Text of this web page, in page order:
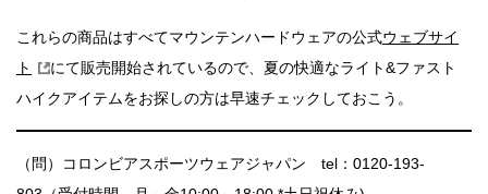
これらの商品はすべてマウンテンハードウェアの公式ウェブサイ
ト
にて販売開始されているので、夏の快適なライト&ファスト
ハイクアイテムをお探しの方は早速チェックしておこう。
（問）コロンビアスポーツウェアジャパン tel：0120-193-